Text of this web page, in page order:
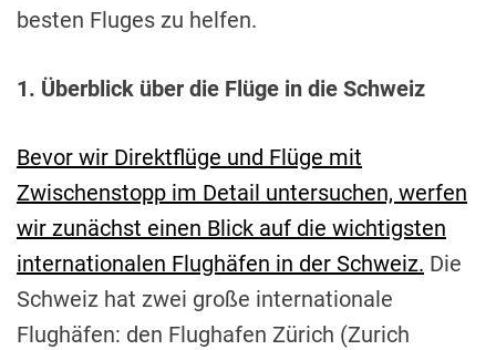
besten Fluges zu helfen.
1. Überblick über die Flüge in die Schweiz
Bevor wir Direktflüge und Flüge mit
Zwischenstopp im Detail untersuchen, werfen
wir zunächst einen Blick auf die wichtigsten
internationalen Flughäfen in der Schweiz. Die
Schweiz hat zwei große internationale
Flughäfen: den Flughafen Zürich (Zurich